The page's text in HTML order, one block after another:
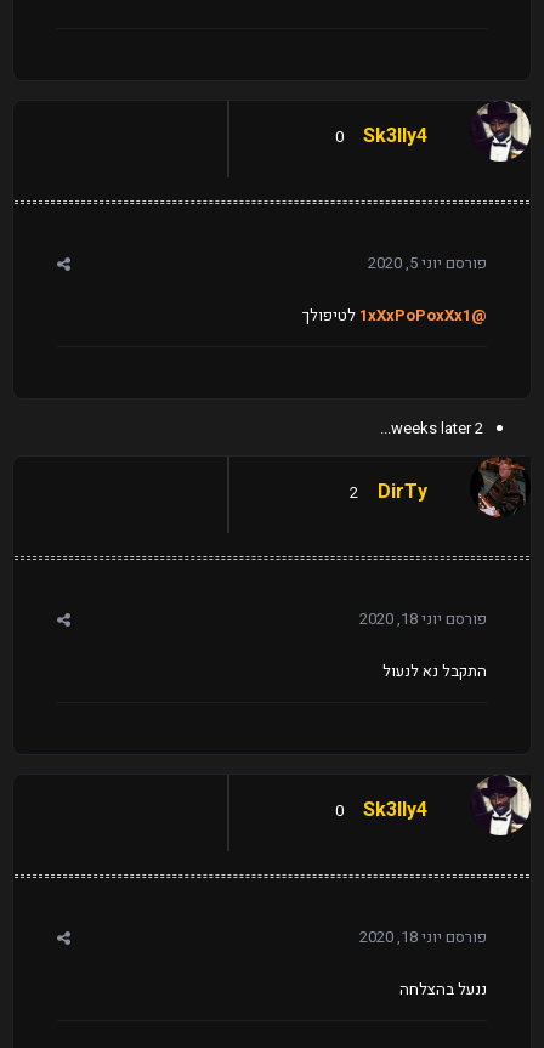
Sk3lly4
0
פורסם יוני 5, 2020
@1xXxPoPoxXx1 לטיפולך
2 weeks later...
DirTy
2
פורסם יוני 18, 2020
התקבל נא לנעול
Sk3lly4
0
פורסם יוני 18, 2020
ננעל בהצלחה